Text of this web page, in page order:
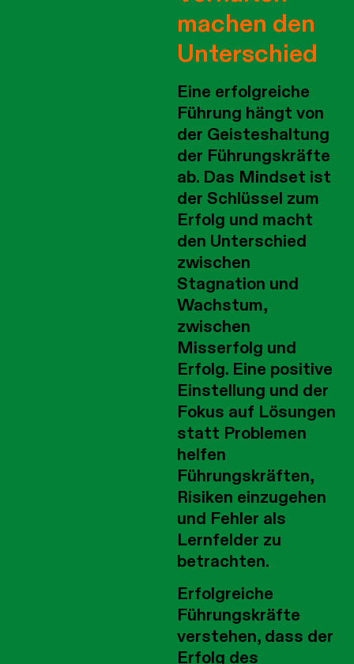
machen den
Unterschied
Eine erfolgreiche
Führung hängt von
der Geisteshaltung
der Führungskräfte
ab. Das Mindset ist
der Schlüssel zum
Erfolg und macht
den Unterschied
zwischen
Stagnation und
Wachstum,
zwischen
Misserfolg und
Erfolg. Eine positive
Einstellung und der
Fokus auf Lösungen
statt Problemen
helfen
Führungskräften,
Risiken einzugehen
und Fehler als
Lernfelder zu
betrachten.
Erfolgreiche
Führungskräfte
verstehen, dass der
Erfolg des